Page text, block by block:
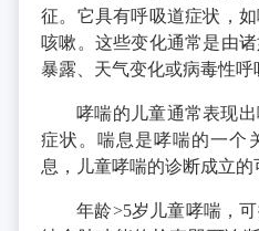
征。它具有呼吸道症状，
咳嗽。这些变化通常是由
暴露、天气变化或病毒性呼
哮喘的儿童通常表现
症状。喘息是哮喘的一个
息，儿童哮喘的诊断成立的
年龄>5岁儿童哮喘，